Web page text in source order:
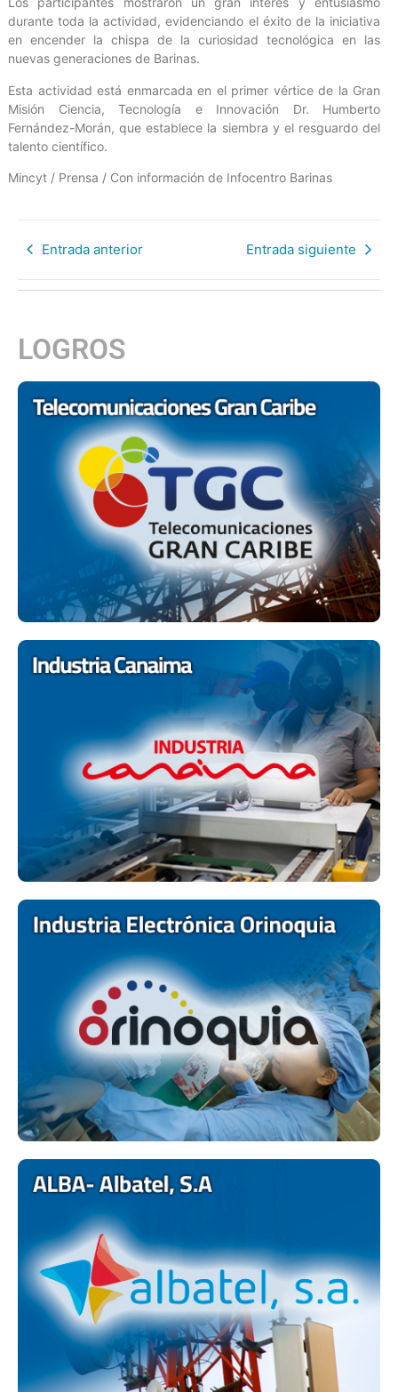
durante toda la actividad, evidenciando el éxito de la iniciativa
en encender la chispa de la curiosidad tecnológica en las
nuevas generaciones de Barinas.
Esta actividad está enmarcada en el primer vértice de la Gran
Misión Ciencia, Tecnología e Innovación Dr. Humberto
Fernández-Morán, que establece la siembra y el resguardo del
talento científico.
Mincyt / Prensa / Con información de Infocentro Barinas
Entrada anterior Entrada siguiente
LOGROS